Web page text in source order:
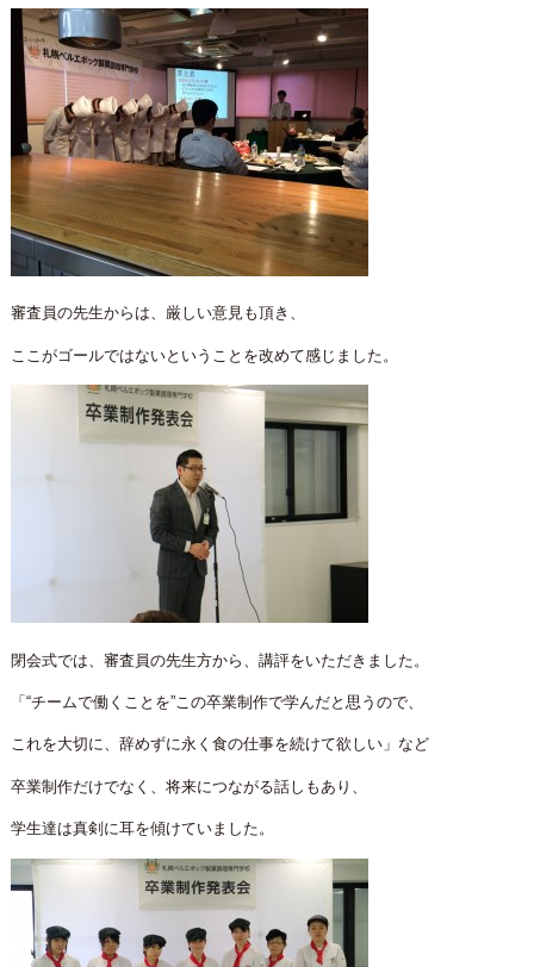
審査員の先生からは、厳しい意見も頂き、
ここがゴールではないということを改めて感じました。
閉会式では、審査員の先生方から、講評をいただきました。
「“チームで働くことを”この卒業制作で学んだと思うので、
これを大切に、辞めずに永く食の仕事を続けて欲しい」など
卒業制作だけでなく、将来につながる話しもあり、
学生達は真剣に耳を傾けていました。